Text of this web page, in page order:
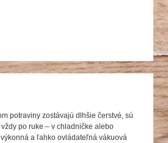
potraviny zostávajú dlhšie čerstvé, sú
po ruke – v chladničke alebo
a ľahko ovládateľná vákuová